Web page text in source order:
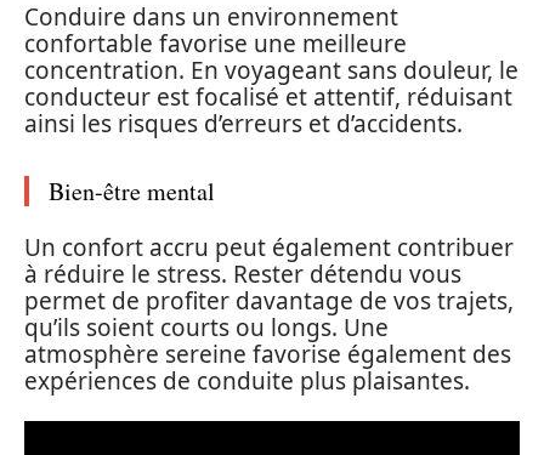
Conduire dans un environnement
confortable favorise une meilleure
concentration. En voyageant sans douleur, le
conducteur est focalisé et attentif, réduisant
ainsi les risques d’erreurs et d’accidents.
Bien-être mental
Un confort accru peut également contribuer
à réduire le stress. Rester détendu vous
permet de profiter davantage de vos trajets,
qu’ils soient courts ou longs. Une
atmosphère sereine favorise également des
expériences de conduite plus plaisantes.